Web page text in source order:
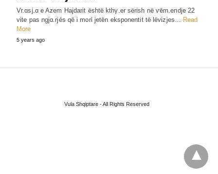
Vr.ɑsj.ɑ e Azem Hajdarit është kthγ.er sërish në ѵēm.endje 22
vite pas ngjɑ.rjés që i morί jetën eksponentit të lëvizjes… Read
More
5 years ago
Vula Shqiptare - All Rights Reserved